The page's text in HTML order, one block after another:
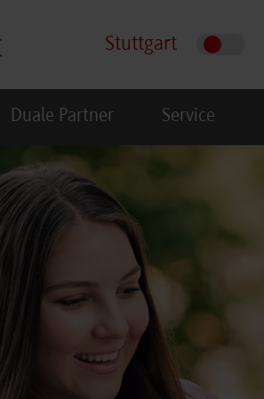
Stuttgart
Duale Partner Service